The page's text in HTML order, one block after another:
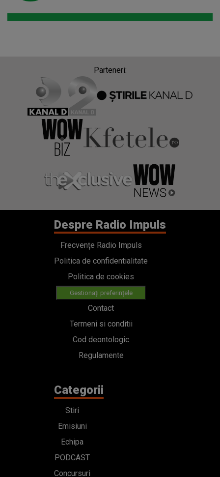
Parteneri:
Despre Radio Impuls
Frecvențe Radio Impuls
Politica de confidentialitate
Politica de cookies
Gestionați preferințele
Contact
Termeni si conditii
Cod deontologic
Regulamente
Categorii
Stiri
Emisiuni
Echipa
PODCAST
Concursuri